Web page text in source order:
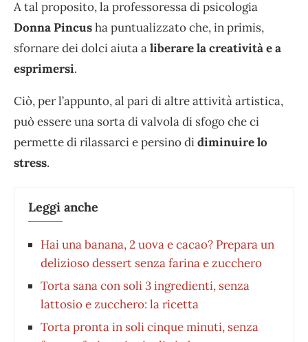
A tal proposito, la professoressa di psicologia
Donna Pincusha puntualizzato che, in primis,
sfornare dei dolci aiuta aliberare la creatività e a
esprimersi.
Ciò, per l’appunto, al pari di altre attività artistica,
può essere una sorta di valvola di sfogo che ci
permette di rilassarci e persino didiminuire lo
stress.
Leggi anche
Hai una banana, 2 uova e cacao? Prepara un
delizioso dessert senza farina e zucchero
Torta sana con soli 3 ingredienti, senza
lattosio e zucchero: la ricetta
Torta pronta in soli cinque minuti, senza